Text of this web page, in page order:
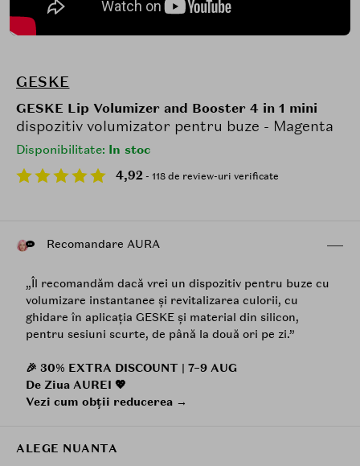
GESKE
GESKE Lip Volumizer and Booster 4 in 1 mini
dispozitiv volumizator pentru buze - Magenta
Disponibilitate: In stoc
4,92 - 118 de review-uri verificate
Recomandare AURA
„Îl recomandăm dacă vrei un dispozitiv pentru buze cu
volumizare instantanee și revitalizarea culorii, cu
ghidare în aplicația GESKE și material din silicon,
pentru sesiuni scurte, de până la două ori pe zi.”
🎉 30% EXTRA DISCOUNT | 7–9 AUG
De Ziua AUREI 💖
Vezi cum obții reducerea →
ALEGE NUANTA